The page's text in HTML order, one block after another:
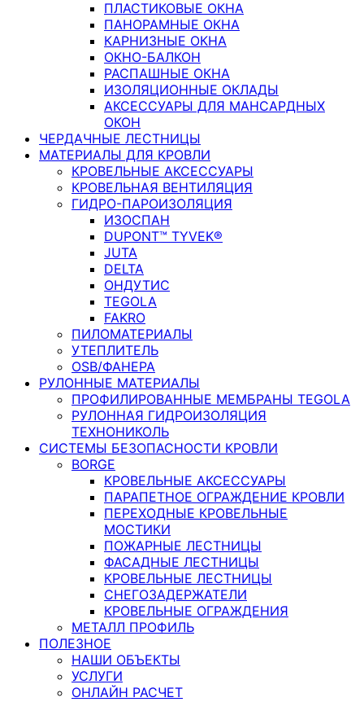
ПЛАСТИКОВЫЕ ОКНА
ПАНОРАМНЫЕ ОКНА
КАРНИЗНЫЕ ОКНА
ОКНО-БАЛКОН
РАСПАШНЫЕ ОКНА
ИЗОЛЯЦИОННЫЕ ОКЛАДЫ
АКСЕССУАРЫ ДЛЯ МАНСАРДНЫХ
ОКОН
ЧЕРДАЧНЫЕ ЛЕСТНИЦЫ
МАТЕРИАЛЫ ДЛЯ КРОВЛИ
КРОВЕЛЬНЫЕ АКСЕССУАРЫ
КРОВЕЛЬНАЯ ВЕНТИЛЯЦИЯ
ГИДРО-ПАРОИЗОЛЯЦИЯ
ИЗОСПАН
DUPONT™ TYVEK®
JUTA
DELTA
ОНДУТИС
TEGOLA
FAKRO
ПИЛОМАТЕРИАЛЫ
УТЕПЛИТЕЛЬ
OSB/ФАНЕРА
РУЛОННЫЕ МАТЕРИАЛЫ
ПРОФИЛИРОВАННЫЕ МЕМБРАНЫ TEGOLA
РУЛОННАЯ ГИДРОИЗОЛЯЦИЯ
ТЕХНОНИКОЛЬ
СИСТЕМЫ БЕЗОПАСНОСТИ КРОВЛИ
BORGE
КРОВЕЛЬНЫЕ АКСЕССУАРЫ
ПАРАПЕТНОЕ ОГРАЖДЕНИЕ КРОВЛИ
ПЕРЕХОДНЫЕ КРОВЕЛЬНЫЕ
МОСТИКИ
ПОЖАРНЫЕ ЛЕСТНИЦЫ
ФАСАДНЫЕ ЛЕСТНИЦЫ
КРОВЕЛЬНЫЕ ЛЕСТНИЦЫ
СНЕГОЗАДЕРЖАТЕЛИ
КРОВЕЛЬНЫЕ ОГРАЖДЕНИЯ
МЕТАЛЛ ПРОФИЛЬ
ПОЛЕЗНОЕ
НАШИ ОБЪЕКТЫ
УСЛУГИ
ОНЛАЙН РАСЧЕТ